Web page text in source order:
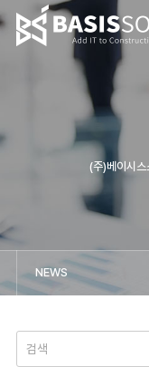
(주)베이시스
NEWS